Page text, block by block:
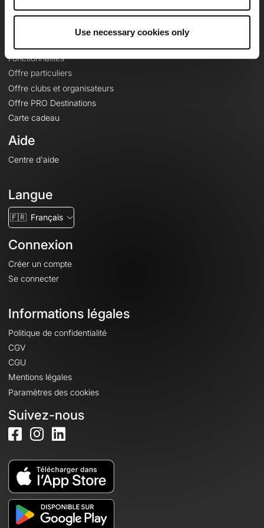
Use necessary cookies only
Fonctionnalités
Offre particuliers
Offre clubs et organisateurs
Offre PRO Destinations
Carte cadeau
Aide
Centre d'aide
Langue
🇫🇷 Français
Connexion
Créer un compte
Se connecter
Informations légales
Politique de confidentialité
CGV
CGU
Mentions légales
Paramètres des cookies
Suivez-nous